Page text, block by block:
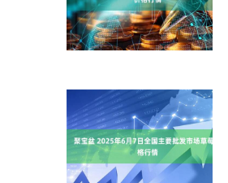
2.13% 上证指数